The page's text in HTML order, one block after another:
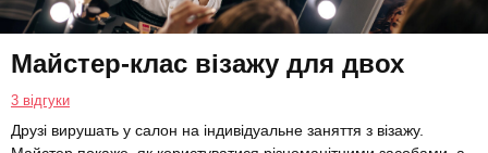
Майстер-клас візажу для двох
3 відгуки
Друзі вирушать у салон на індивідуальне заняття з візажу.